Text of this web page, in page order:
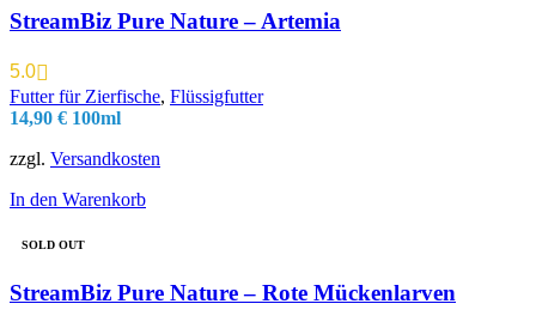
StreamBiz Pure Nature – Artemia
5.0
Futter für Zierfische, Flüssigfutter
14,90 € 100ml
zzgl. Versandkosten
In den Warenkorb
SOLD OUT
StreamBiz Pure Nature – Rote Mückenlarven